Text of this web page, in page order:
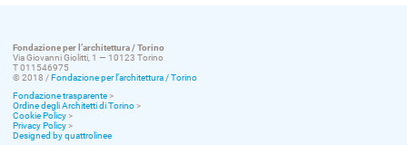
Fondazione per l’architettura / Torino
Via Giovanni Giolitti, 1 — 10123 Torino
T 011546975
© 2018 /Fondazione per l’architettura / Torino
Fondazione trasparente>
Ordine degli Architetti di Torino>
Cookie Policy>
Privacy Policy>
Designed by quattrolinee